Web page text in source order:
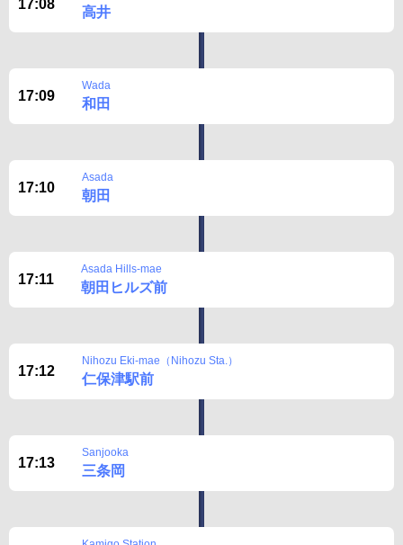
17:08
高井
17:09
Wada
和田
17:10
Asada
朝田
17:11
Asada Hills-mae
朝田ヒルズ前
17:12
Nihozu Eki-mae（Nihozu Sta.）
仁保津駅前
17:13
Sanjooka
三条岡